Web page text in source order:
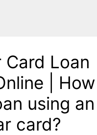
Card Loan
|
using an
card?